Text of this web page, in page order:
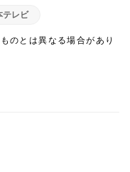
テレビ
のとは異なる場合があり